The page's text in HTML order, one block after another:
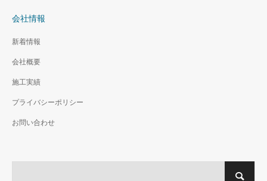
会社情報
新着情報
会社概要
施工実績
プライバシーポリシー
お問い合わせ